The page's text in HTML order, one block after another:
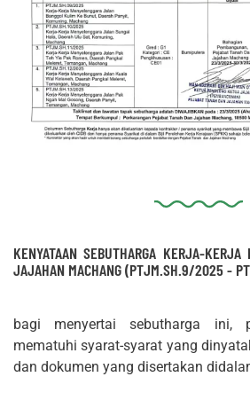
KENYATAAN SEBUTHARGA KERJA-KERJA
JAJAHAN MACHANG (PTJM.SH.9/2025 -
bagi menyertai sebutharga ini,
mematuhi syarat-syarat yang
dan dokumen yang disertakan